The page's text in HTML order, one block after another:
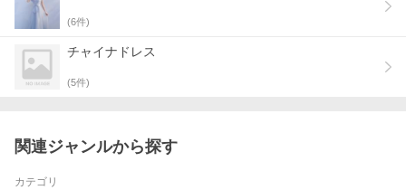
(6件)
チャイナドレス
(5件)
関連ジャンルから探す
カテゴリ